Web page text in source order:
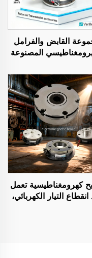
القابض والفرامل
المصنوعة
تيانجي التجارية، وفق
الأصلية للمصنّع
(OEM)، لآلات الطباعة
والتصوير
كهرومغناطيسية تعمل
التيار الكهربائي،